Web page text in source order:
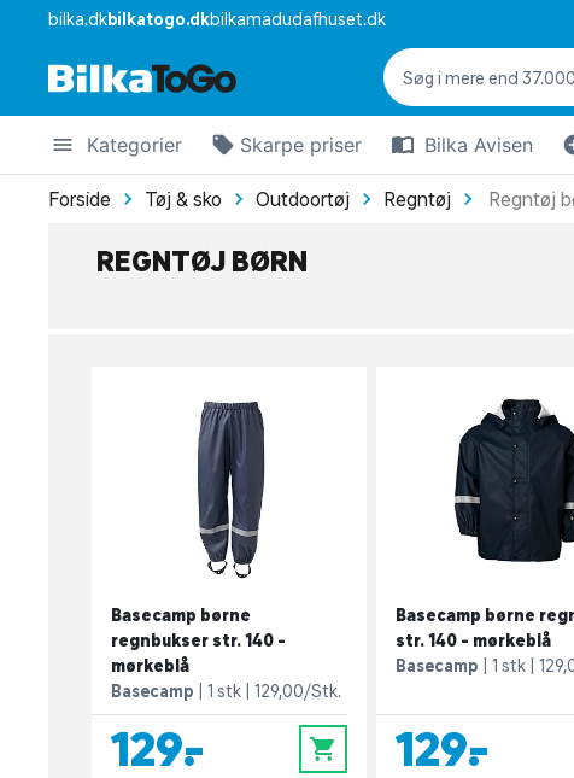
bilka.dkbilkatogo.dkbilkamadudafhuset.dk
Kategorier Skarpe priser Bilka Avisen
Forside Tøj & sko Outdoortøj Regntøj Regntøj
REGNTØJ BØRN
Basecamp børne
regnbukser str. 140 -
mørkeblå
Basecamp
1 stk 129,00/Stk.
129,- 0
Basecamp børne
str. 140 - mørkeblå
Basecamp
1 stk
129,-